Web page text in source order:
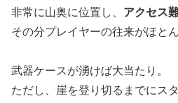
非常に山奥に位置し、 アクセス
その分プレイヤーの往来がほと
武器ケースが湧けば大当たり。
ただし、崖を登り切るまでにス